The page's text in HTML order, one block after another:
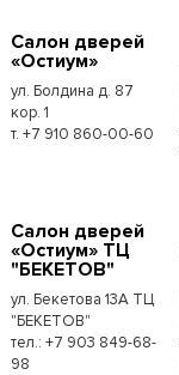
Cалон дверей
«Остиум»
ул. Болдина д. 87
кор. 1
т. +7 910 860-00-60
Cалон дверей
«Остиум» ТЦ
"БЕКЕТОВ"
ул. Бекетова 13А ТЦ
"БЕКЕТОВ"
тел.: +7 903 849-68-
98